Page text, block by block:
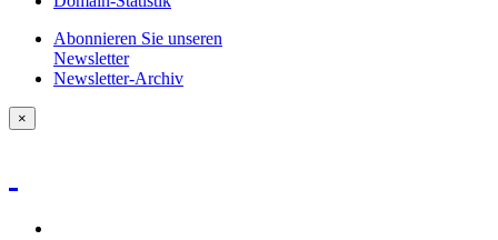
Abonnieren Sie unseren
Newsletter
Newsletter-Archiv
×